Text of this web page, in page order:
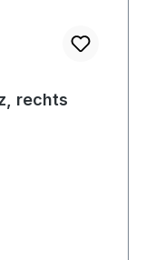
rechts